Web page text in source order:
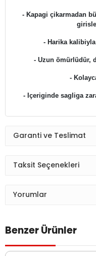
- Kapagi çikarmadan
- Harika
- Uzun ömürlüdür,
-
- Içeriginde sagliga
Garanti ve Teslimat
Taksit Seçenekleri
Yorumlar
Benzer Ürünler